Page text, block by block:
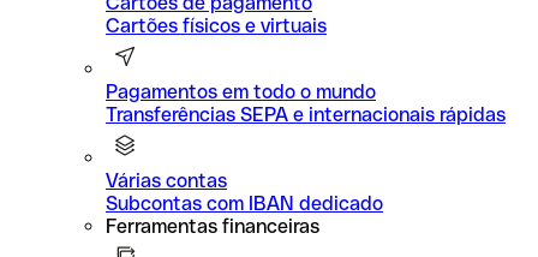
Cartões físicos e virtuais
Pagamentos em todo o mundo
Transferências SEPA e internacionais rápidas
Várias contas
Subcontas com IBAN dedicado
Ferramentas financeiras